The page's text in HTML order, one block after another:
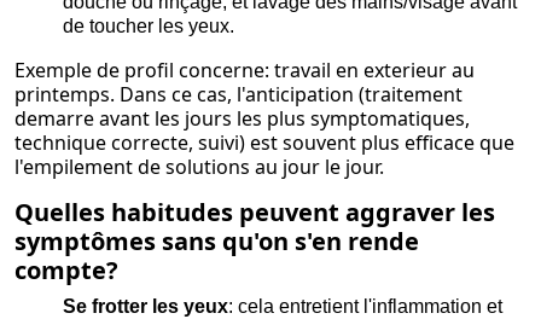
de toucher les yeux.
Exemple de profil concerne: travail en exterieur au
printemps. Dans ce cas, l'anticipation (traitement
demarre avant les jours les plus symptomatiques,
technique correcte, suivi) est souvent plus efficace que
l'empilement de solutions au jour le jour.
Quelles habitudes peuvent aggraver les
symptômes sans qu'on s'en rende
compte?
Se frotter les yeux: cela entretient l'inflammation et